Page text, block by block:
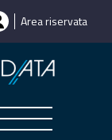
Area riservata